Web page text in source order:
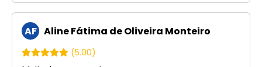
AF Aline Fátima de Oliveira Monteiro
(5.00)